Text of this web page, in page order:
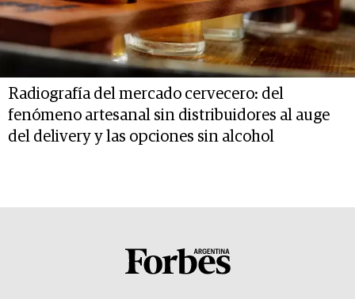
Radiografía del mercado cervecero: del
fenómeno artesanal sin distribuidores al auge
del delivery y las opciones sin alcohol